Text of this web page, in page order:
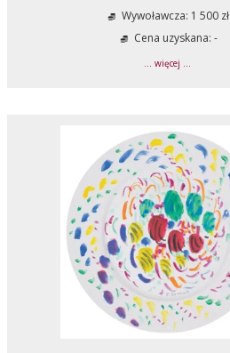
Wywoławcza: 1 500 zł
Cena uzyskana: -
... więcej ...